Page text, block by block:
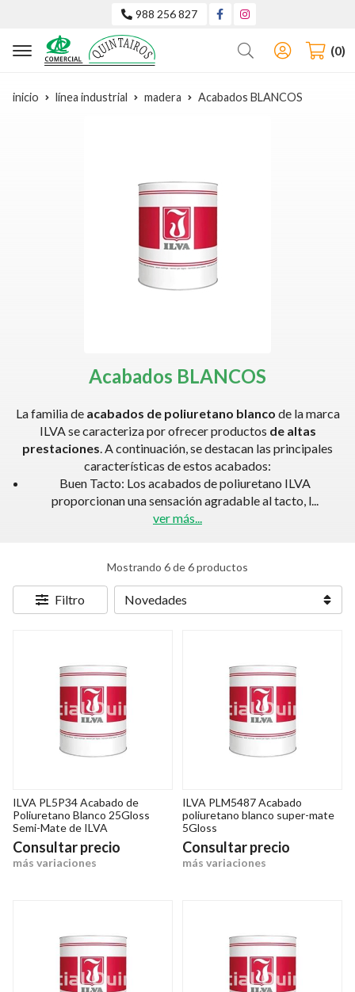
988 256 827
Buscar 0
inicio línea industrial madera Acabados BLANCOS
Acabados BLANCOS
La familia de acabados de poliuretano blanco de la marca
ILVA se caracteriza por ofrecer productos de altas
prestaciones. A continuación, se destacan las principales
características de estos acabados:
Buen Tacto: Los acabados de poliuretano ILVA
proporcionan una sensación agradable al tacto, l...
ver más...
Mostrando 6 de 6 productos
Filtro
ILVA PL5P34 Acabado de
Poliuretano Blanco 25Gloss
Semi-Mate de ILVA
Consultar precio
más variaciones
ILVA PLM5487 Acabado
poliuretano blanco super-mate
5Gloss
Consultar precio
más variaciones